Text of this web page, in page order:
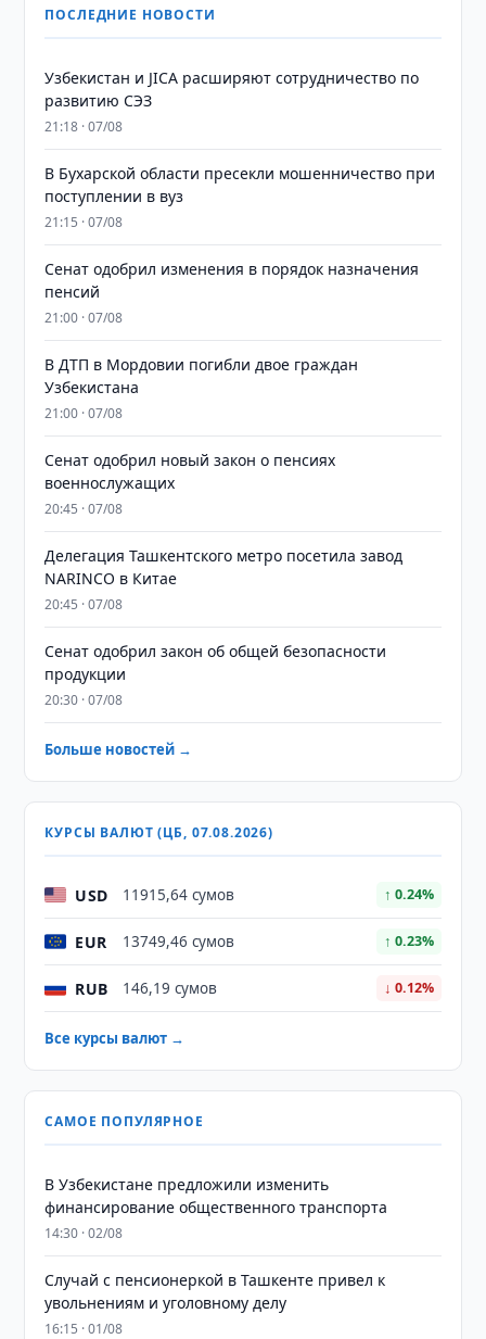
ПОСЛЕДНИЕ НОВОСТИ
Узбекистан и JICA расширяют сотрудничество по
развитию СЭЗ
21:18 · 07/08
В Бухарской области пресекли мошенничество при
поступлении в вуз
21:15 · 07/08
Сенат одобрил изменения в порядок назначения
пенсий
21:00 · 07/08
В ДТП в Мордовии погибли двое граждан
Узбекистана
21:00 · 07/08
Сенат одобрил новый закон о пенсиях
военнослужащих
20:45 · 07/08
Делегация Ташкентского метро посетила завод
NARINCO в Китае
20:45 · 07/08
Сенат одобрил закон об общей безопасности
продукции
20:30 · 07/08
Больше новостей →
КУРСЫ ВАЛЮТ (ЦБ, 07.08.2026)
USD 11915,64 сумов ↑ 0.24%
EUR 13749,46 сумов ↑ 0.23%
RUB 146,19 сумов ↓ 0.12%
Все курсы валют →
САМОЕ ПОПУЛЯРНОЕ
В Узбекистане предложили изменить
финансирование общественного транспорта
14:30 · 02/08
Случай с пенсионеркой в Ташкенте привел к
увольнениям и уголовному делу
16:15 · 01/08